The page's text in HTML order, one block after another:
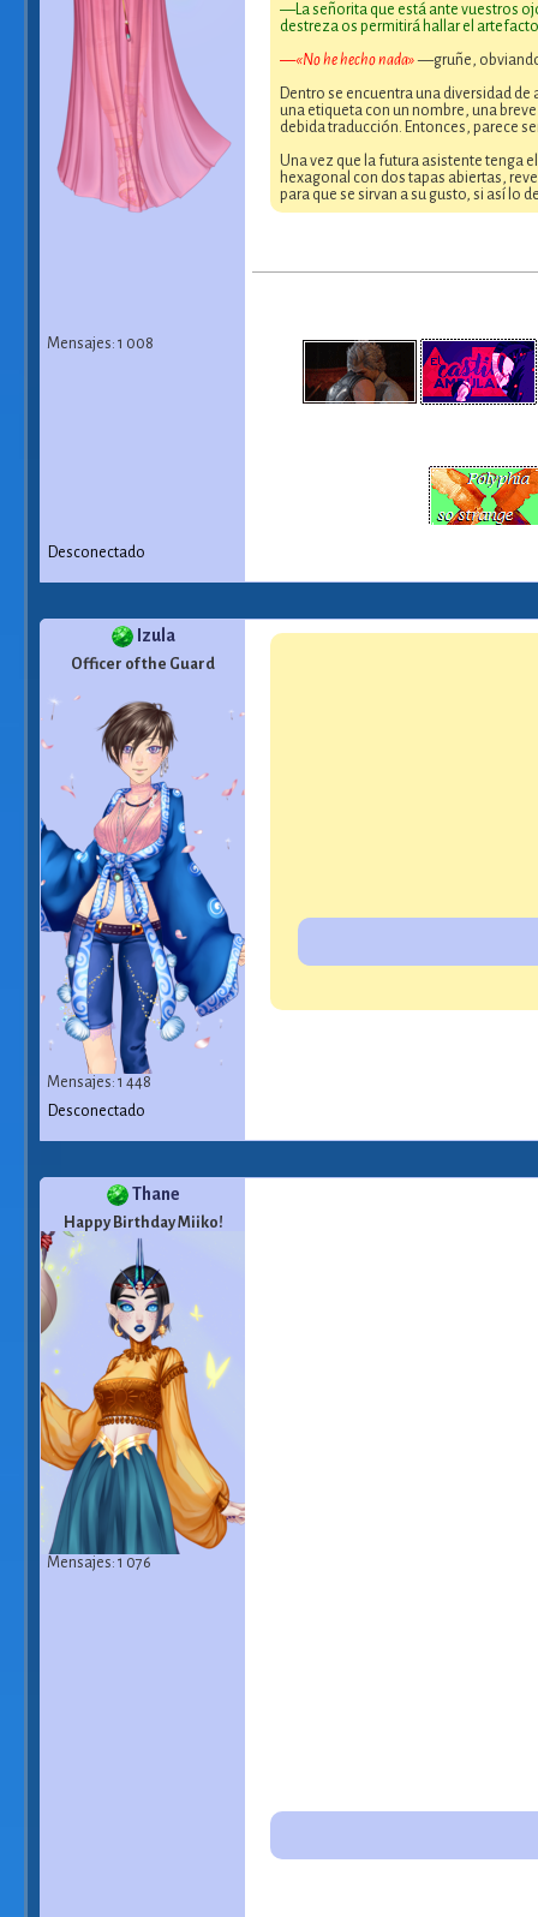
Mensajes: 1 008
—La señorita que está ante vuestros
destreza os permitirá hallar el
—«No he hecho nada»—gruñe,
Dentro se encuentra una diversidad
una etiqueta con un nombre, una
debida traducción. Entonces, parece
Una vez que la futura asistente tenga
hexagonal con dos tapas abiertas,
para que se sirvan a su gusto, si así lo
Desconectado
Izula
Officer of the Guard
Mensajes: 1 448
Desconectado
Thane
Happy Birthday Miiko!
Mensajes: 1 076